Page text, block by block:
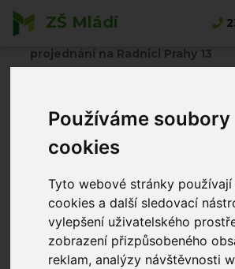
Používáme soubory
cookies
Tyto webové stránky
cookies a další sledovací
vylepšení uživatelského
zobrazení přizpůsobeného
reklam, analýzy návštěvnosti
ZŠ Mládí
Hlavní strana
Novinky
projednání na Radnici Prahy 13
rada ZŠ
veřejném
projednání
Radnici